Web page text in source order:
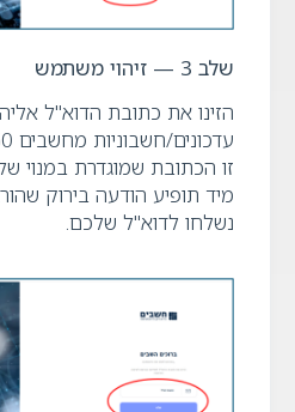
שלב 3
— זיהוי משתמש
הזינו את כתובת הדוא"ל
עדכונים/חשבוניות מחשבים 360.
זו הכתובת שמוגדרת במנוי
מיד תופיע הודעה בירוק
נשלחו לדוא"ל שלכם.